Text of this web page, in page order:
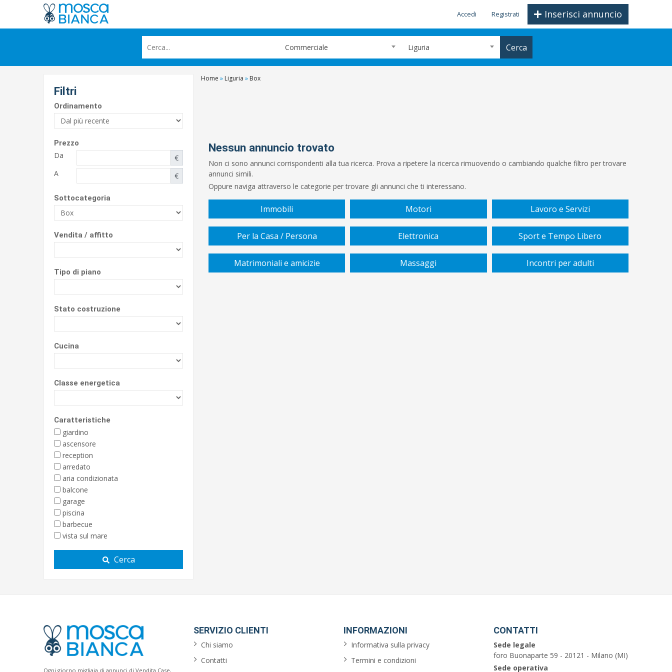
Inserisci annuncio
Accedi Registrati
Commerciale Liguria Cerca
Filtri
Ordinamento
Prezzo
Da
€
A
€
Sottocategoria
Vendita / affitto
Tipo di piano
Stato costruzione
Cucina
Classe energetica
Caratteristiche
giardino
ascensore
reception
arredato
aria condizionata
balcone
garage
piscina
barbecue
vista sul mare
Cerca
Home » Liguria » Box
Nessun annuncio trovato
Non ci sono annunci corrispondenti alla tua ricerca. Prova a ripetere la ricerca rimuovendo o cambiando qualche filtro per trovare
annunci simili.
Oppure naviga attraverso le categorie per trovare gli annunci che ti interessano.
Immobili Motori Lavoro e Servizi
Per la Casa / Persona Elettronica Sport e Tempo Libero
Matrimoniali e amicizie Massaggi Incontri per adulti
Ogni giorno migliaia di annunci di Vendita Case,
SERVIZIO CLIENTI
Chi siamo
Contatti
INFORMAZIONI
Informativa sulla privacy
Termini e condizioni
CONTATTI
Sede legale
foro Buonaparte 59 - 20121 - Milano (MI)
Sede operativa